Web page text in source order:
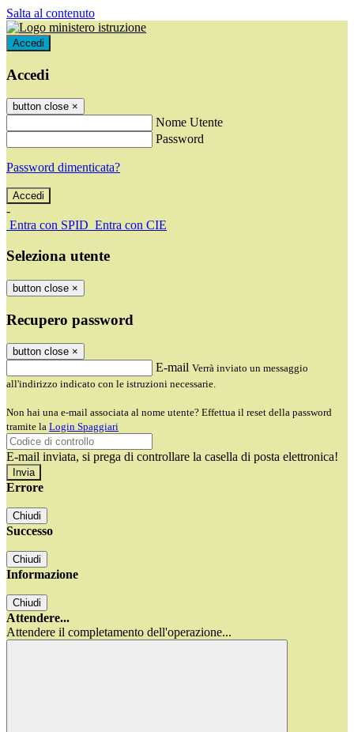
Salta al contenuto
Accedi
Accedi
button close ×
Nome Utente
Password
Password dimenticata?
-
Entra con SPID Entra con CIE
Seleziona utente
button close ×
Recupero password
button close ×
E-mail Verrà inviato un messaggio
all'indirizzo indicato con le istruzioni necessarie.
Non hai una e-mail associata al nome utente? Effettua il reset della password
tramite la Login Spaggiari
E-mail inviata, si prega di controllare la casella di posta elettronica!
Errore
Chiudi
Successo
Chiudi
Informazione
Chiudi
Attendere...
Attendere il completamento dell'operazione...